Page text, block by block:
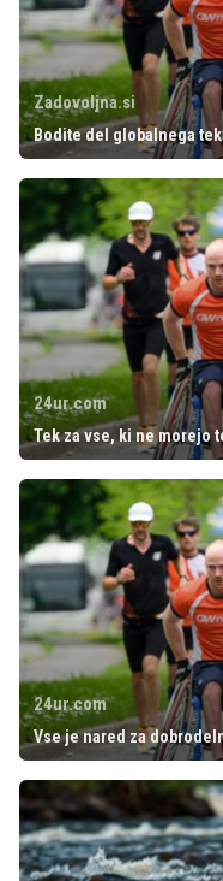
Zadovoljna.si
Bodite del globalnega
24ur.com
Tek za vse, ki ne morejo
24ur.com
Vse je nared za